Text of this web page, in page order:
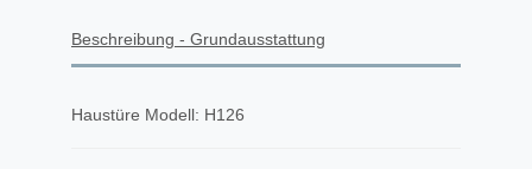
Beschreibung - Grundausstattung
Haustüre Modell: H126